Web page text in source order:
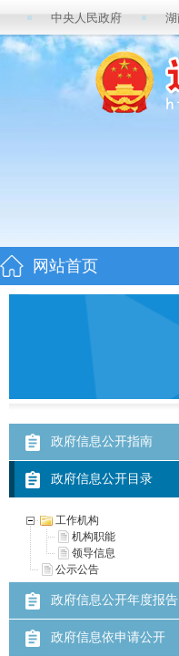
政府信息公开指南
政府信息公开目录
工作机构
机构职能
领导信息
公示公告
政府信息公开年度报告
政府信息依申请公开